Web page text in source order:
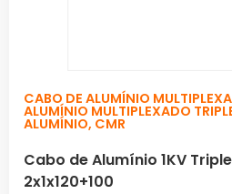
CABO DE ALUMÍNIO
ALUMÍNIO MULTIPLEXADO
ALUMÍNIO, CMR
Cabo de Alumínio 1KV
2x1x120+100